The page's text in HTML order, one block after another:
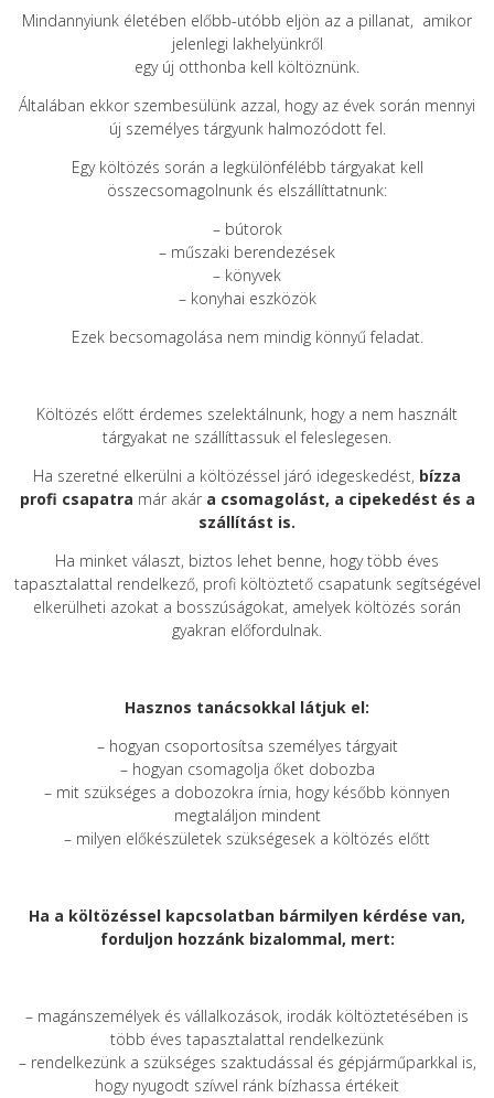
Mindannyiunk életében előbb-utóbb eljön az a pillanat, amikor
jelenlegi lakhelyünkről
egy új otthonba kell költöznünk.
Általában ekkor szembesülünk azzal, hogy az évek során mennyi
új személyes tárgyunk halmozódott fel.
Egy költözés során a legkülönfélébb tárgyakat kell
összecsomagolnunk és elszállíttatnunk:
– bútorok
– műszaki berendezések
– könyvek
– konyhai eszközök
Ezek becsomagolása nem mindig könnyű feladat.
Költözés előtt érdemes szelektálnunk, hogy a nem használt
tárgyakat ne szállíttassuk el feleslegesen.
Ha szeretné elkerülni a költözéssel járó idegeskedést, bízza
profi csapatra már akár a csomagolást, a cipekedést és a
szállítást is.
Ha minket választ, biztos lehet benne, hogy több éves
tapasztalattal rendelkező, profi költöztető csapatunk segítségével
elkerülheti azokat a bosszúságokat, amelyek költözés során
gyakran előfordulnak.
Hasznos tanácsokkal látjuk el:
– hogyan csoportosítsa személyes tárgyait
– hogyan csomagolja őket dobozba
– mit szükséges a dobozokra írnia, hogy később könnyen
megtaláljon mindent
– milyen előkészületek szükségesek a költözés előtt
Ha a költözéssel kapcsolatban bármilyen kérdése van,
forduljon hozzánk bizalommal, mert:
– magánszemélyek és vállalkozások, irodák költöztetésében is
több éves tapasztalattal rendelkezünk
– rendelkezünk a szükséges szaktudással és gépjárműparkkal is,
hogy nyugodt szívvel ránk bízhassa értékeit